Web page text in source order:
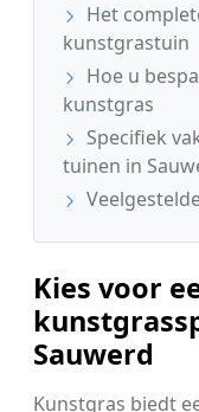
Het
kunstgrastuin
Hoe u
kunstgras
Specifiek
tuinen in
Kies voor
Sauwerd
Kunstgras biedt